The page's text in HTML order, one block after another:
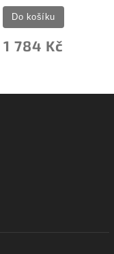
1 784 Kč
Do košíku